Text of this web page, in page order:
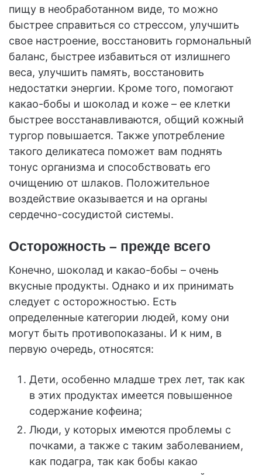
пищу в необработанном виде, то можно
быстрее справиться со стрессом, улучшить
свое настроение, восстановить гормональный
баланс, быстрее избавиться от излишнего
веса, улучшить память, восстановить
недостатки энергии. Кроме того, помогают
какао-бобы и шоколад и коже – ее клетки
быстрее восстанавливаются, общий кожный
тургор повышается. Также употребление
такого деликатеса поможет вам поднять
тонус организма и способствовать его
очищению от шлаков. Положительное
воздействие оказывается и на органы
сердечно-сосудистой системы.
Осторожность – прежде всего
Конечно, шоколад и какао-бобы – очень
вкусные продукты. Однако и их принимать
следует с осторожностью. Есть
определенные категории людей, кому они
могут быть противопоказаны. И к ним, в
первую очередь, относятся:
Дети, особенно младше трех лет, так как
в этих продуктах имеется повышенное
содержание кофеина;
Люди, у которых имеются проблемы с
почками, а также с таким заболеванием,
как подагра, так как бобы какао